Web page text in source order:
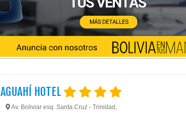
AGUAHÍ HOTEL
Av. Boliviar esq. Santa Cruz - Trinidad,